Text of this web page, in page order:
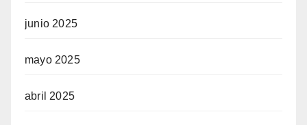
junio 2025
mayo 2025
abril 2025